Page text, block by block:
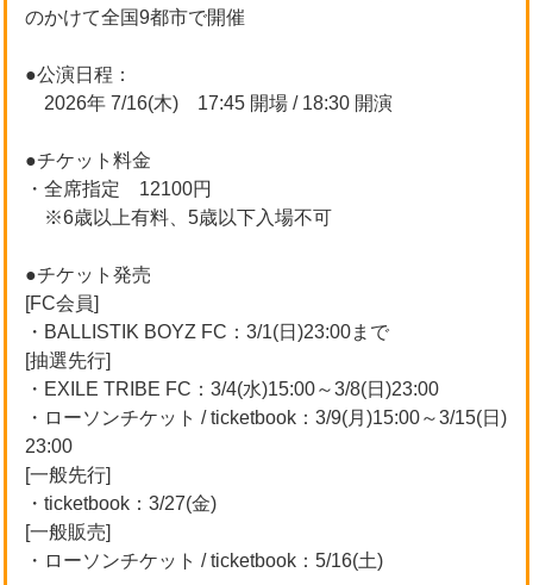
のかけて全国9都市で開催
●公演日程：
2026年 7/16(木) 17:45 開場 / 18:30 開演
●チケット料金
・全席指定 12100円
※6歳以上有料、5歳以下入場不可
●チケット発売
[FC会員]
・BALLISTIK BOYZ FC：3/1(日)23:00まで
[抽選先行]
・EXILE TRIBE FC：3/4(水)15:00～3/8(日)23:00
・ローソンチケット / ticketbook：3/9(月)15:00～3/15(日)
23:00
[一般先行]
・ticketbook：3/27(金)
[一般販売]
・ローソンチケット / ticketbook：5/16(土)